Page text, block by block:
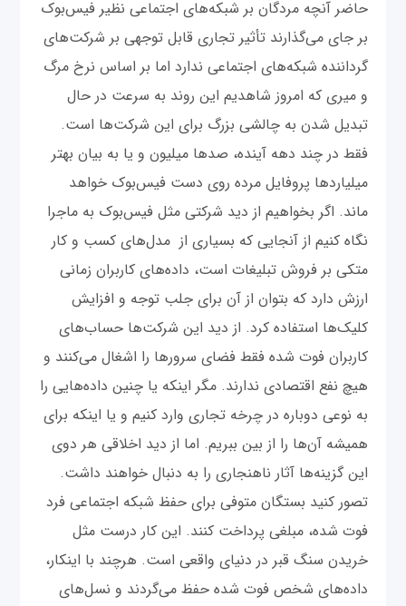
حاضر آنچه مردگان بر شبکه‌های اجتماعی نظیر فیس‌بوک
بر جای می‌گذارند تأثیر تجاری قابل ‌توجهی بر شرکت‌های
گرداننده شبکه‌های اجتماعی ندارد اما بر اساس نرخ مرگ
و میری که امروز شاهدیم این روند به سرعت در حال
تبدیل شدن به چالشی بزرگ برای این شرکت‌ها است.
فقط در چند دهه آینده، صدها میلیون و یا به بیان بهتر
میلیاردها پروفایل مرده روی دست فیس‌بوک خواهد
ماند. اگر بخواهیم از دید شرکتی مثل فیس‌بوک به ماجرا
نگاه کنیم از آنجایی‌ که بسیاری از مدل‌های کسب و کار
متکی بر فروش تبلیغات است، داده‌های کاربران زمانی
ارزش دارد که بتوان از آن برای جلب توجه و افزایش
کلیک‌ها استفاده کرد. از دید این شرکت‌ها حساب‌های
کاربران فوت شده فقط فضای سرورها را اشغال می‌کنند و
هیچ نفع اقتصادی ندارند. مگر اینکه یا چنین داده‌هایی را
به نوعی دوباره در چرخه تجاری وارد کنیم و یا اینکه برای
همیشه آن‌ها را از بین ببریم. اما از دید اخلاقی هر دوی
این گزینه‌ها آثار ناهنجاری را به دنبال خواهند داشت.
تصور کنید بستگان متوفی برای حفظ شبکه اجتماعی فرد
فوت شده، مبلغی پرداخت کنند. این کار درست مثل
خریدن سنگ قبر در دنیای واقعی است. هرچند با اینکار،
داده‌های شخص فوت شده حفظ می‌گردند و نسل‌های